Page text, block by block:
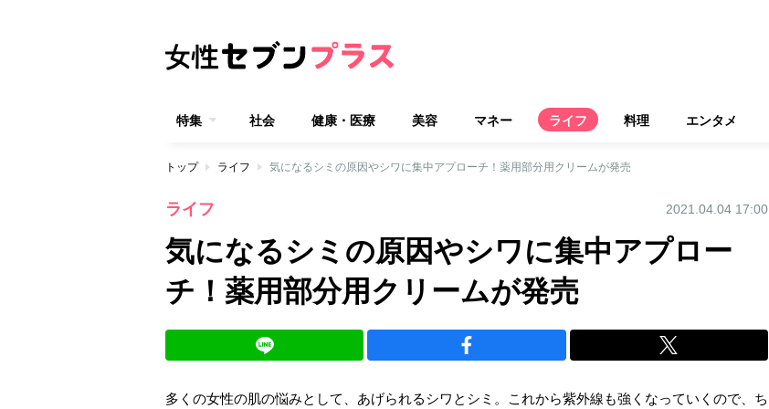
特集 社会 健康・医療 美容 マネー ライフ 料理 エンタメ
トップ ライフ 気になるシミの原因やシワに集中アプローチ！薬用部分用クリームが発売
ライフ 2021.04.04 17:00
気になるシミの原因やシワに集中アプロー
チ！薬用部分用クリームが発売
多くの女性の肌の悩みとして、あげられるシワとシミ。これから紫外線も強くなっていくので、ち